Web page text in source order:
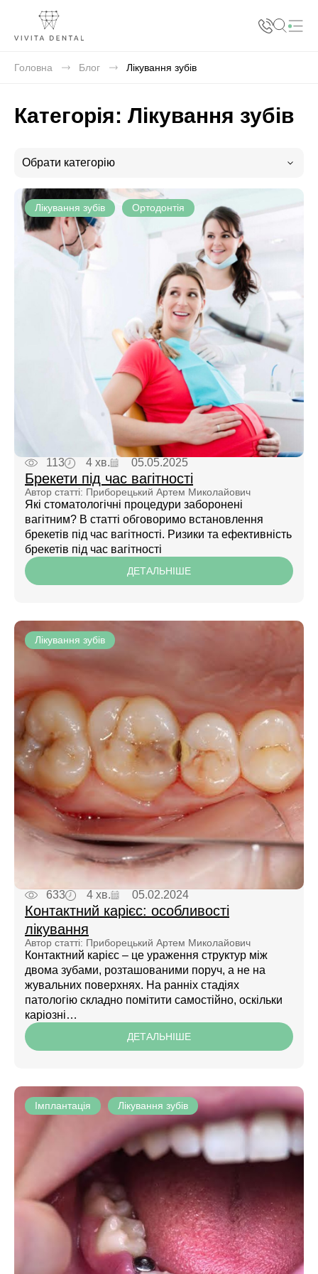
Головна Блог Лікування зубів
Категорія: Лікування зубів
Обрати категорію
Лікування зубів Ортодонтія
113 4 хв. 05.05.2025
Брекети під час вагітності
Автор статті: Приборецький Артем Миколайович
Які стоматологічні процедури заборонені
вагітним? В статті обговоримо встановлення
брекетів під час вагітності. Ризики та ефективність
брекетів під час вагітності
ДЕТАЛЬНІШЕ
Лікування зубів
633 4 хв. 05.02.2024
Контактний карієс: особливості
лікування
Автор статті: Приборецький Артем Миколайович
Контактний карієс – це ураження структур між
двома зубами, розташованими поруч, а не на
жувальних поверхнях. На ранніх стадіях
патологію складно помітити самостійно, оскільки
каріозні…
ДЕТАЛЬНІШЕ
Імплантація Лікування зубів